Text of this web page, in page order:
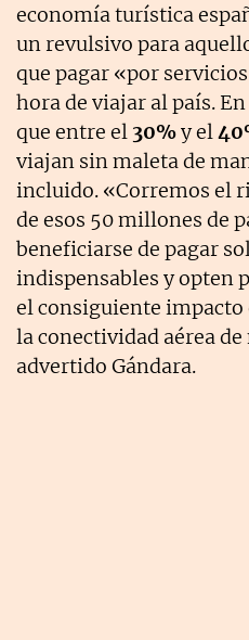
economía turística
un revulsivo para
que pagar «por
hora de viajar al país.
que entre el 30%y el
viajan sin maleta de
incluido. «Corremos el
de esos 50 millones de
beneficiarse de pagar
indispensables y opten
el consiguiente impacto
la conectividad aérea
advertido Gándara.